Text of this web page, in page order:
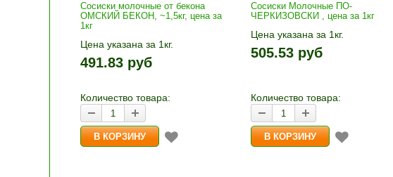
Сосиски молочные от бекона
ОМСКИЙ БЕКОН, ~1,5кг, цена за
1кг
Цена указана за 1кг.
1кг прибавляется кнопками «+»
и «-». Выбрав количество,
491.83 руб
Количество товара:
Сосиски Молочные ПО-
ЧЕРКИЗОВСКИ , цена за 1кг
Цена указана за 1кг.
1кг прибавляется кнопками «+»
и «-». Выбрав количество,
505.53 руб
Количество товара: